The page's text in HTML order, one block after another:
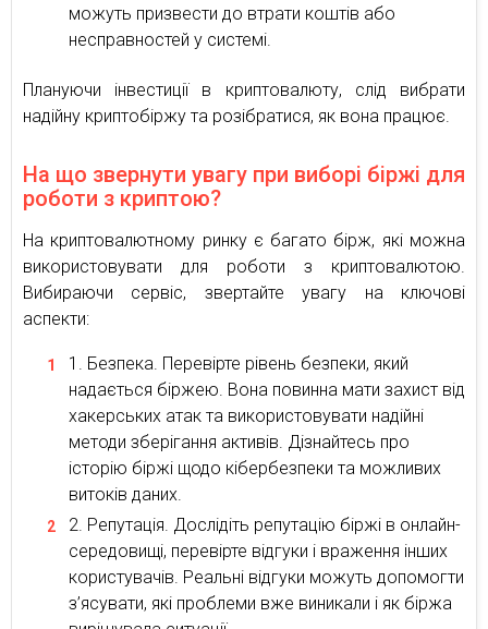
можуть призвести до втрати коштів або
несправностей у системі.
Плануючи інвестиції в криптовалюту, слід вибрати
надійну криптобіржу та розібратися, як вона працює.
На що звернути увагу при виборі біржі для
роботи з криптою?
На криптовалютному ринку є багато бірж, які можна
використовувати для роботи з криптовалютою.
Вибираючи сервіс, звертайте увагу на ключові
аспекти:
Безпека. Перевірте рівень безпеки, який
надається біржею. Вона повинна мати захист від
хакерських атак та використовувати надійні
методи зберігання активів. Дізнайтесь про
історію біржі щодо кібербезпеки та можливих
витоків даних.
Репутація. Дослідіть репутацію біржі в онлайн-
середовищі, перевірте відгуки і враження інших
користувачів. Реальні відгуки можуть допомогти
з’ясувати, які проблеми вже виникали і як біржа